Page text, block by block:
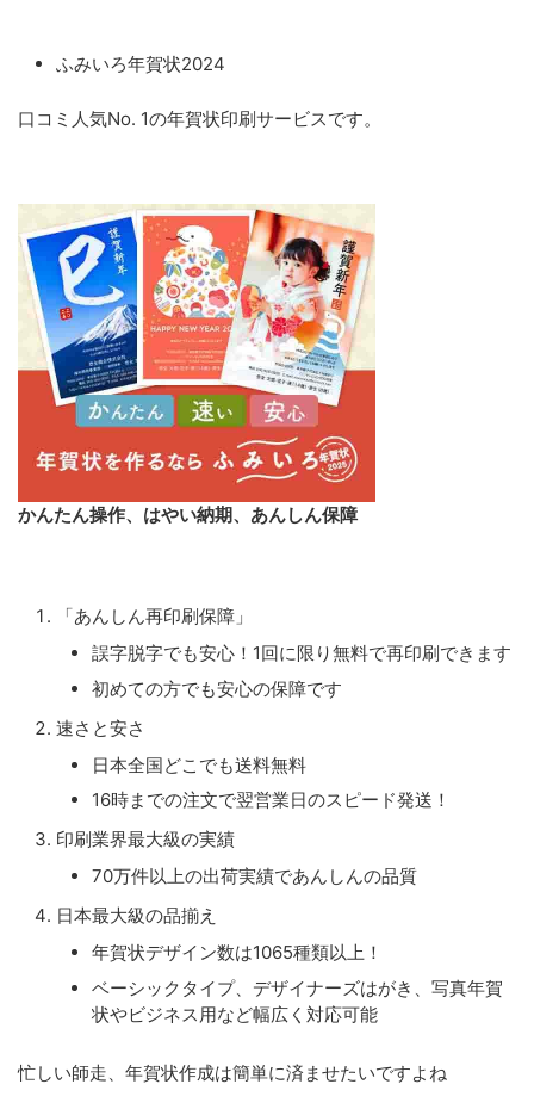
ふみいろ年賀状2024
口コミ人気No. 1の年賀状印刷サービスです。
かんたん操作、はやい納期、あんしん保障
「あんしん再印刷保障」
誤字脱字でも安心！1回に限り無料で再印刷できます
初めての方でも安心の保障です
速さと安さ
日本全国どこでも送料無料
16時までの注文で翌営業日のスピード発送！
印刷業界最大級の実績
70万件以上の出荷実績であんしんの品質
日本最大級の品揃え
年賀状デザイン数は1065種類以上！
ベーシックタイプ、デザイナーズはがき、写真年賀
状やビジネス用など幅広く対応可能
忙しい師走、年賀状作成は簡単に済ませたいですよね